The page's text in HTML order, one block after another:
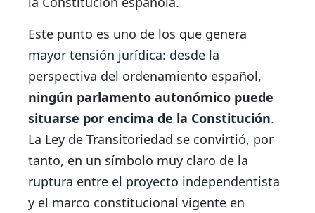
Este punto es uno de los que genera
mayor tensión jurídica: desde la
perspectiva del ordenamiento español,
ningún parlamento autonómico puede
situarse por encima de la Constitución.
La Ley de Transitoriedad se convirtió, por
tanto, en un símbolo muy claro de la
ruptura entre el proyecto independentista
y el marco constitucional vigente en